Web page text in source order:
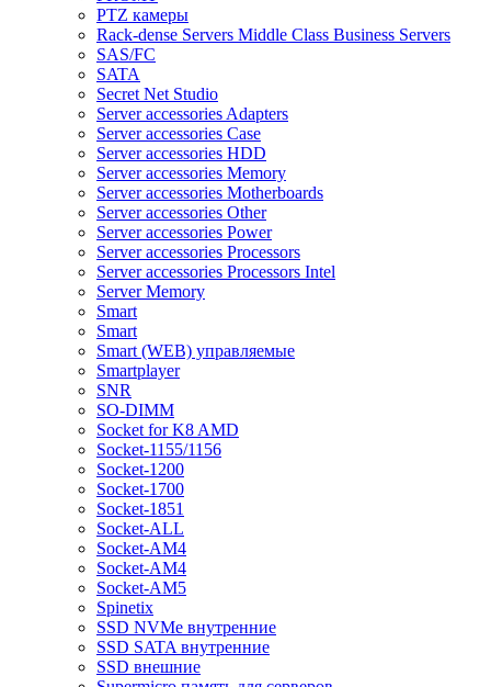
PTZ камеры
Rack-dense Servers Middle Class Business Servers
SAS/FC
SATA
Secret Net Studio
Server accessories Adapters
Server accessories Case
Server accessories HDD
Server accessories Memory
Server accessories Motherboards
Server accessories Other
Server accessories Power
Server accessories Processors
Server accessories Processors Intel
Server Memory
Smart
Smart
Smart (WEB) управляемые
Smartplayer
SNR
SO-DIMM
Socket for K8 AMD
Socket-1155/1156
Socket-1200
Socket-1700
Socket-1851
Socket-ALL
Socket-AM4
Socket-AM4
Socket-AM5
Spinetix
SSD NVMe внутренние
SSD SATA внутренние
SSD внешние